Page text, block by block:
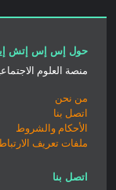
حول إس إس إتش
منصة العلوم
من نحن
اتصل بنا
الأحكام والشروط
ملفات تعريف
اتصل بنا